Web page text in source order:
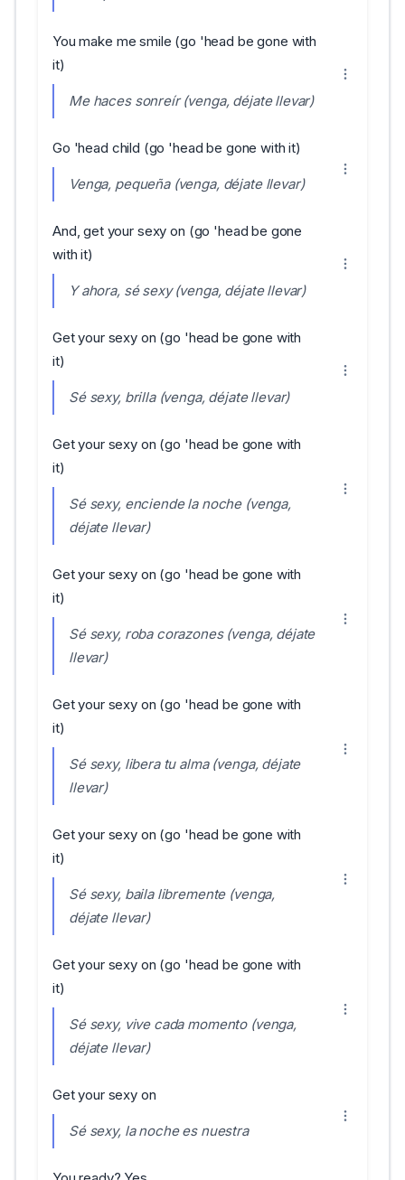
You make me smile (go 'head be gone with
it)
Me haces sonreír (venga, déjate llevar)
Go 'head child (go 'head be gone with it)
Venga, pequeña (venga, déjate llevar)
And, get your sexy on (go 'head be gone
with it)
Y ahora, sé sexy (venga, déjate llevar)
Get your sexy on (go 'head be gone with
it)
Sé sexy, brilla (venga, déjate llevar)
Get your sexy on (go 'head be gone with
it)
Sé sexy, enciende la noche (venga,
déjate llevar)
Get your sexy on (go 'head be gone with
it)
Sé sexy, roba corazones (venga, déjate
llevar)
Get your sexy on (go 'head be gone with
it)
Sé sexy, libera tu alma (venga, déjate
llevar)
Get your sexy on (go 'head be gone with
it)
Sé sexy, baila libremente (venga,
déjate llevar)
Get your sexy on (go 'head be gone with
it)
Sé sexy, vive cada momento (venga,
déjate llevar)
Get your sexy on
Sé sexy, la noche es nuestra